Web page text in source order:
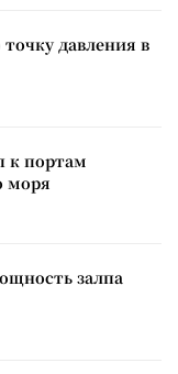
давления в
к портам
моря
залпа